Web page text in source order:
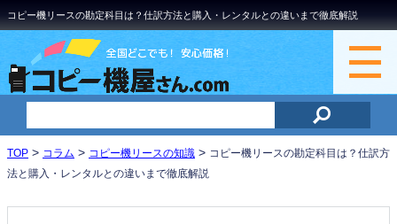
コピー機リースの勘定科目は？仕訳方法と購入・レンタルとの違いまで徹底解説
TOP > コラム > コピー機リースの知識 > コピー機リースの勘定科目は？仕訳方
法と購入・レンタルとの違いまで徹底解説